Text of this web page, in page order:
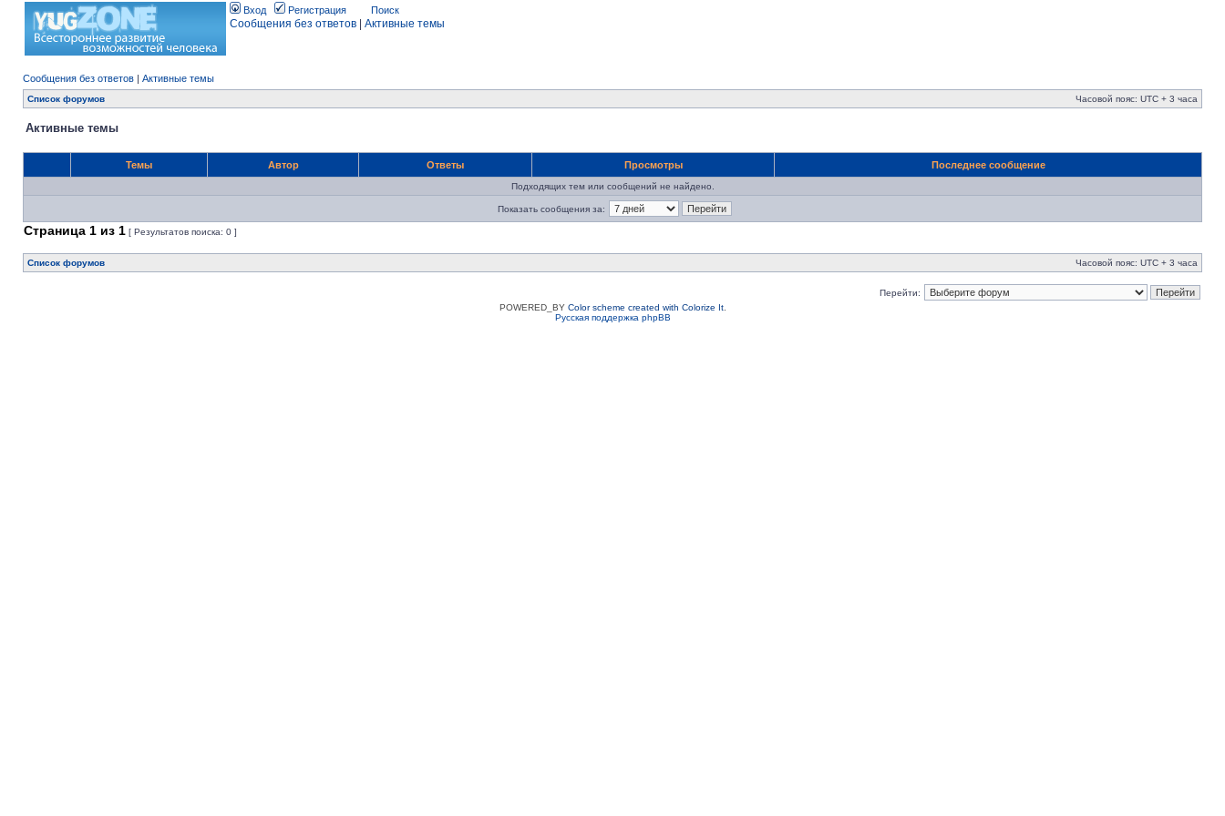
Вход Регистрация Поиск
Сообщения без ответов Активные темы
Сообщения без ответов | Активные темы
Список форумов Часовой пояс: UTC + 3 часа
Активные темы
Темы Автор Ответы Просмотры Последнее сообщение
Подходящих тем или сообщений не найдено.
Показать сообщения за:
Страница 1 из 1 [ Результатов поиска: 0 ]
Список форумов Часовой пояс: UTC + 3 часа
Перейти:
POWERED_BY Color scheme created with Colorize It.
Русская поддержка phpBB